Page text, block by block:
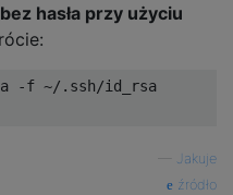
hasła przy użyciu
-f ~/. ssh/id_rsa
Jakuje
źródło